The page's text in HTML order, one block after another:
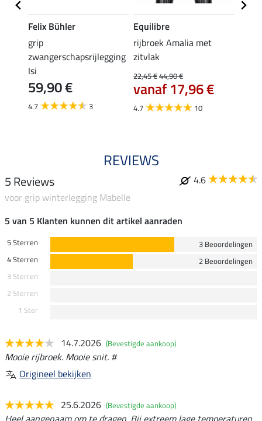
Felix Bühler
grip
zwangerschapsrijlegging
Isi
59,90 €
4.7 3
Equilibre
rijbroek Amalia met
zitvlak
22,45 €44,90 €
vanaf 17,96 €
4.7 10
REVIEWS
5 Reviews
4.6
voor grip winterlegging Mabelle
5 van 5 Klanten kunnen dit artikel aanraden
5 Sterren
3 Beoordelingen
4 Sterren
2 Beoordelingen
3 Sterren
2 Sterren
1 Ster
14.7.2026 (Bevestigde aankoop)
Mooie rijbroek. Mooie snit. #
Origineel bekijken
25.6.2026 (Bevestigde aankoop)